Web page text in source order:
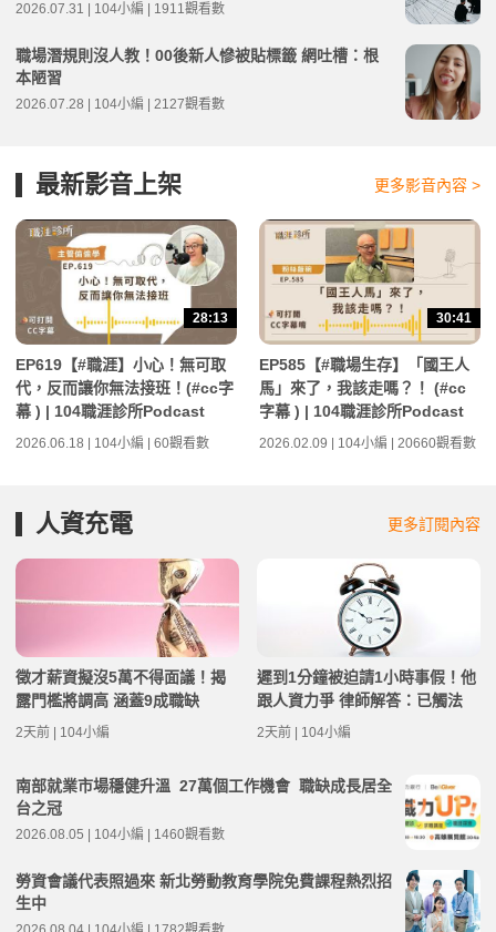
2026.07.31 | 104小編 | 1911觀看數
職場潛規則沒人教！00後新人慘被貼標籤 網吐槽：根
本陋習
2026.07.28 | 104小編 | 2127觀看數
最新影音上架 更多影音內容 >
28:13
EP619【#職涯】小心！無可取
代，反而讓你無法接班！(#cc字
幕 ) | 104職涯診所Podcast
2026.06.18 | 104小編 | 60觀看數
30:41
EP585【#職場生存】「國王人
馬」來了，我該走嗎？！ (#cc
字幕 ) | 104職涯診所Podcast
2026.02.09 | 104小編 | 20660觀看數
人資充電 更多訂閱內容
徵才薪資擬沒5萬不得面議！揭
露門檻將調高 涵蓋9成職缺
2天前 | 104小編
遲到1分鐘被迫請1小時事假！他
跟人資力爭 律師解答：已觸法
2天前 | 104小編
南部就業市場穩健升溫 27萬個工作機會 職缺成長居全
台之冠
2026.08.05 | 104小編 | 1460觀看數
勞資會議代表照過來 新北勞動教育學院免費課程熱烈招
生中